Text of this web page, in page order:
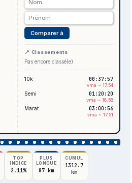
Comparer à
📍 Classements
Pas encore classé(e)
10k 00:37:57
vma ~ 17.54
Semi 01:20:20
vma ~ 18.58
Marat 03:00:56
vma ~ 17.51
TOP
INDICE
2.11%
PLUS
LONGUE
87 km
CUMUL
1312.7
km